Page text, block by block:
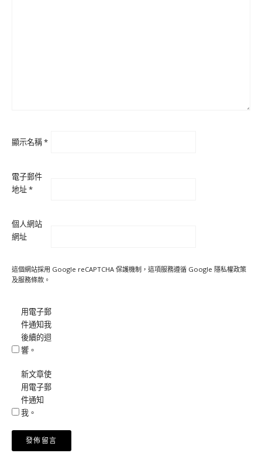
顯示名稱*
電子郵件
地址*
個人網站
網址
這個網站採用 Google reCAPTCHA 保護機制，這項服務遵循 Google 隱私權政策
及服務條款 。
用電子郵
件通知我
後續的迴
響。
新文章使
用電子郵
件通知
我。